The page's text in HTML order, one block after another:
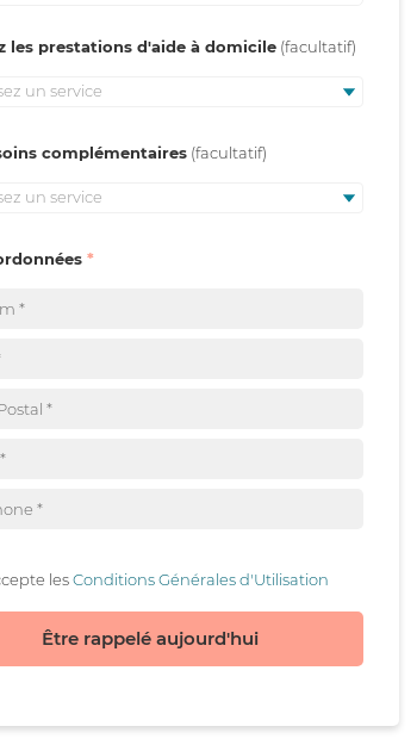
les prestations d'aide à domicile
un service
complémentaires
un service
lesConditions Générales d'Utilisation
Être rappelé aujourd'hui